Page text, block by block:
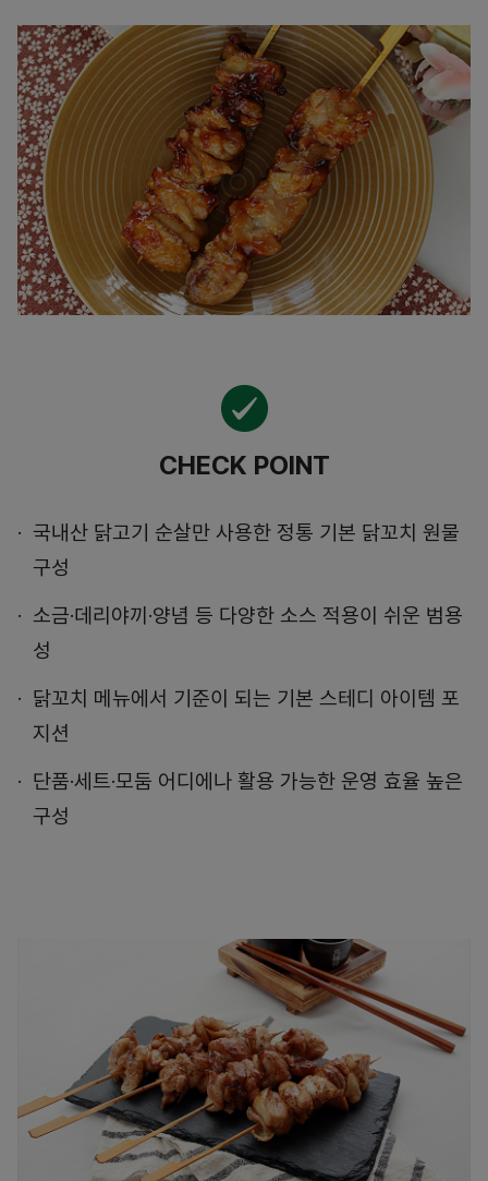
CHECK POINT
국내산 닭고기 순살만 사용한 정통 기본 닭꼬치 원물
구성
소금·데리야끼·양념 등 다양한 소스 적용이 쉬운 범용
성
닭꼬치 메뉴에서 기준이 되는 기본 스테디 아이템 포
지션
단품·세트·모둠 어디에나 활용 가능한 운영 효율 높은
구성